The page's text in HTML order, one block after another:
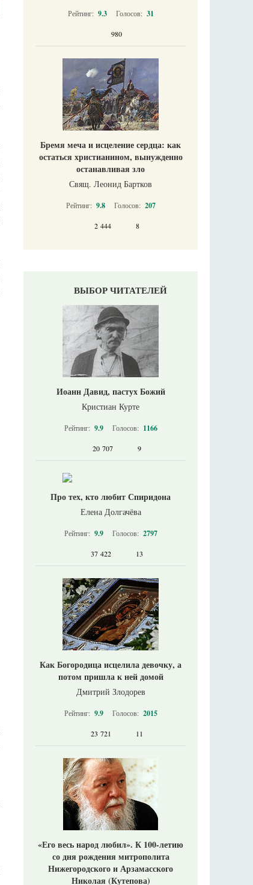
Рейтинг: 9.3 Голосов: 31
980
Бремя меча и исцеление сердца: как
остаться христианином, вынужденно
останавливая зло
Свящ. Леонид Бартков
Рейтинг: 9.8 Голосов: 207
2 444 8
ВЫБОР ЧИТАТЕЛЕЙ
Иоанн Давид, пастух Божий
Кристиан Курте
Рейтинг: 9.9 Голосов: 1166
20 707 9
Про тех, кто любит Спиридона
Елена Долгачёва
Рейтинг: 9.9 Голосов: 2797
37 422 13
Как Богородица исцелила девочку, а
потом пришла к ней домой
Дмитрий Злодорев
Рейтинг: 9.9 Голосов: 2015
23 721 11
«Его весь народ любил». К 100-летию
со дня рождения митрополита
Нижегородского и Арзамасского
Николая (Кутепова)